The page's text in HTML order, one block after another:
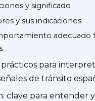
y significado
y sus indicaciones
adecuado
prácticos para
de tránsito
clave para entender y